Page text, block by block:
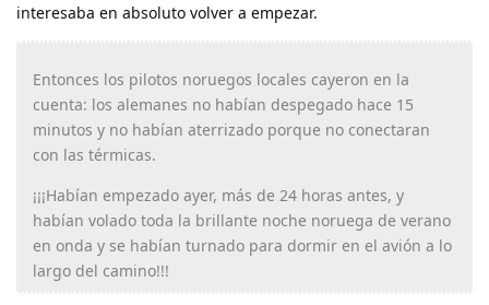
interesaba en absoluto volver a empezar.
Entonces los pilotos noruegos locales cayeron en la
cuenta: los alemanes no habían despegado hace 15
minutos y no habían aterrizado porque no conectaran
con las térmicas.
¡¡¡Habían empezado ayer, más de 24 horas antes, y
habían volado toda la brillante noche noruega de verano
en onda y se habían turnado para dormir en el avión a lo
largo del camino!!!